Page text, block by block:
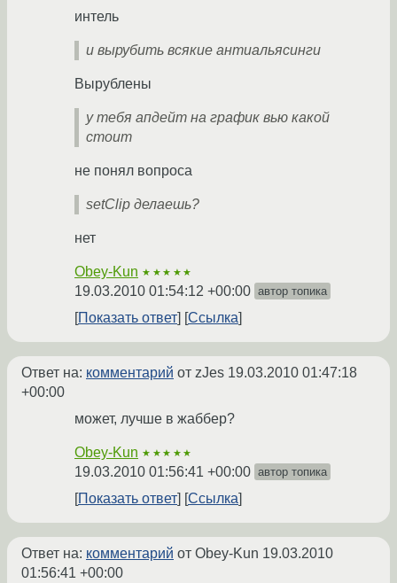
интель
и вырубить всякие антиальясинги
Вырублены
у тебя апдейт на график вью какой
стоит
не понял вопроса
setClip делаешь?
нет
Obey-Kun ★★★★★
19.03.2010 01:54:12 +00:00 автор топика
Показать ответ Ссылка
Ответ на: комментарий от zJes 19.03.2010 01:47:18
+00:00
может, лучше в жаббер?
Obey-Kun ★★★★★
19.03.2010 01:56:41 +00:00 автор топика
Показать ответ Ссылка
Ответ на: комментарий от Obey-Kun 19.03.2010
01:56:41 +00:00